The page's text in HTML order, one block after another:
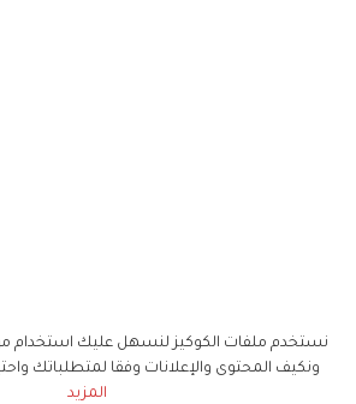
نستخدم ملفات الكوكيز لنسهل عليك استخدام
ونكيف المحتوى والإعلانات وفقا لمتطلباتك
المزيد